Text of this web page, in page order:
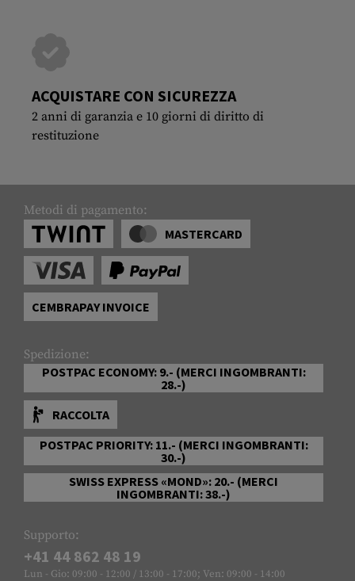
ACQUISTARE CON SICUREZZA
2 anni di garanzia e 10 giorni di diritto di
restituzione
Metodi di pagamento:
MASTERCARD
CEMBRAPAY INVOICE
Spedizione:
POSTPAC ECONOMY: 9.- (MERCI INGOMBRANTI:
28.-)
RACCOLTA
POSTPAC PRIORITY: 11.- (MERCI INGOMBRANTI:
30.-)
SWISS EXPRESS «MOND»: 20.- (MERCI
INGOMBRANTI: 38.-)
Supporto:
+41 44 862 48 19
Lun - Gio: 09:00 - 12:00 / 13:00 - 17:00; Ven: 09:00 - 14:00